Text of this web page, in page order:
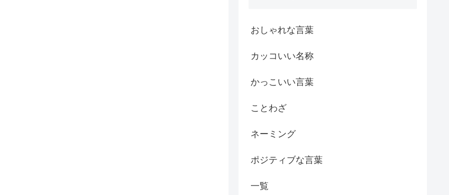
おしゃれな言葉
カッコいい名称
かっこいい言葉
ことわざ
ネーミング
ポジティブな言葉
一覧